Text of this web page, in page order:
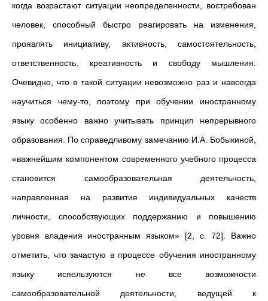
когда возрастают ситуации неопределенности, востребован
человек, способный быстро реагировать на изменения,
проявлять инициативу, активность, самостоятельность,
ответственность, креативность и свободу мышления.
Очевидно, что в такой ситуации невозможно раз и навсегда
научиться чему-то, поэтому при обучении иностранному
языку особенно важно учитывать принцип непрерывного
образования. По справедливому замечанию И.А. Бобыкиной,
«важнейшим компонентом современного учебного процесса
становится самообразовательная деятельность,
направленная на развитие индивидуальных качеств
личности, способствующих поддержанию и повышению
уровня владения иностранным языком» [2, с. 72]. Важно
отметить, что зачастую в процессе обучения иностранному
языку используются не все возможности
самообразовательной деятельности, ведущей к